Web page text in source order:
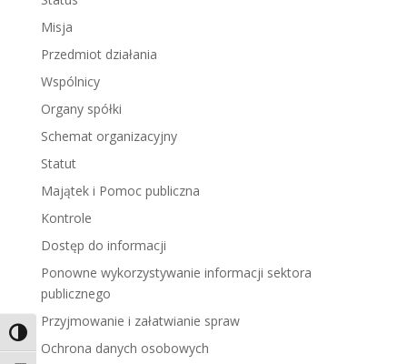
Toggle High Contrast
Misja
Przedmiot działania
Wspólnicy
Organy spółki
Schemat organizacyjny
Statut
Majątek i Pomoc publiczna
Kontrole
Dostęp do informacji
Ponowne wykorzystywanie informacji sektora
publicznego
Przyjmowanie i załatwianie spraw
Ochrona danych osobowych